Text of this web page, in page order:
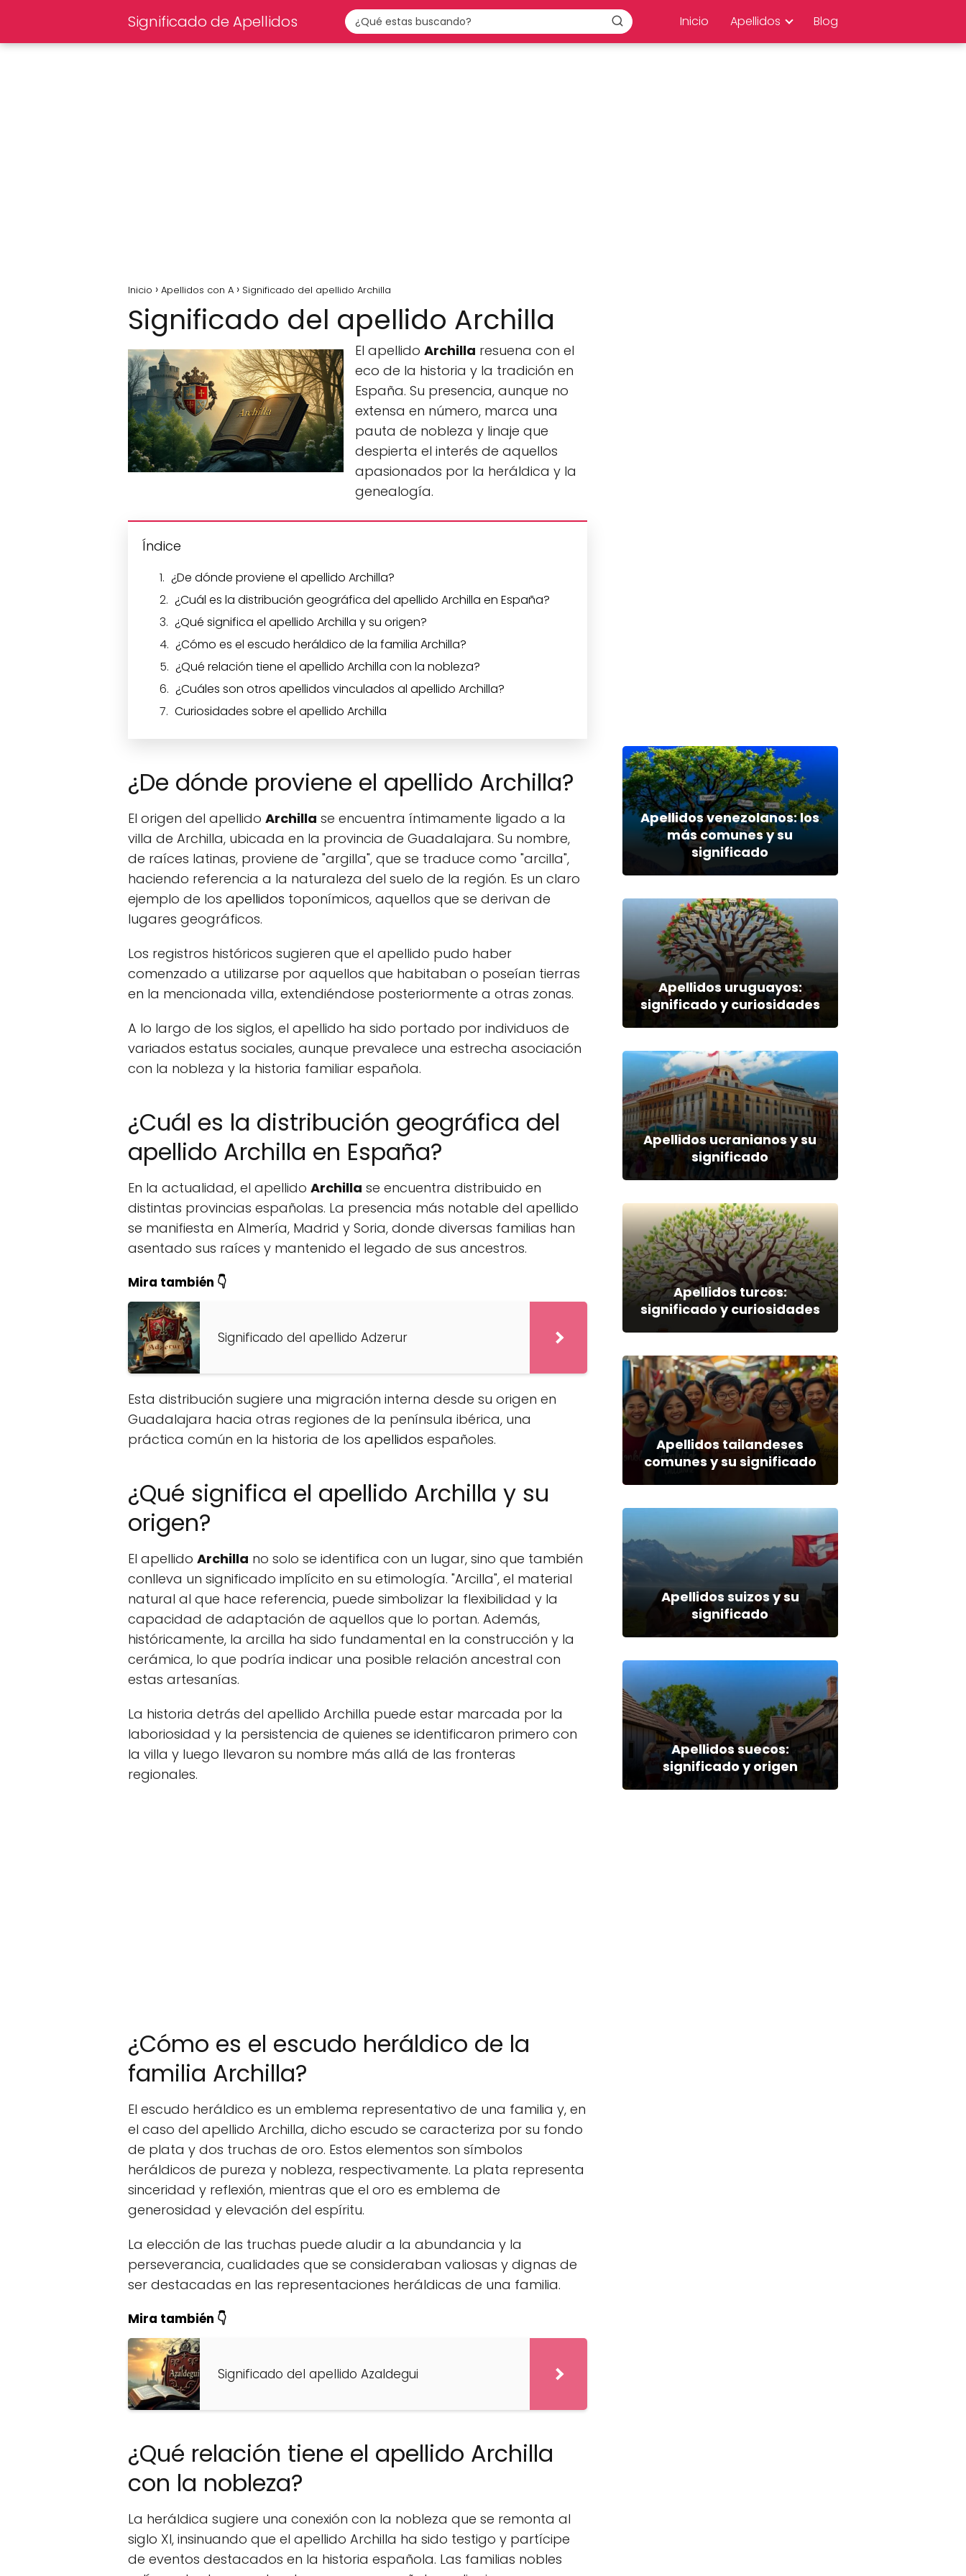
Significado de Apellidos Inicio Apellidos Blog
Inicio Apellidos con A Significado del apellido Archilla
Significado del apellido Archilla
El apellido Archilla resuena con el
eco de la historia y la tradición en
España. Su presencia, aunque no
extensa en número, marca una
pauta de nobleza y linaje que
despierta el interés de aquellos
apasionados por la heráldica y la
genealogía.
Índice
¿De dónde proviene el apellido Archilla?
¿Cuál es la distribución geográfica del apellido Archilla en España?
¿Qué significa el apellido Archilla y su origen?
¿Cómo es el escudo heráldico de la familia Archilla?
¿Qué relación tiene el apellido Archilla con la nobleza?
¿Cuáles son otros apellidos vinculados al apellido Archilla?
Curiosidades sobre el apellido Archilla
¿De dónde proviene el apellido Archilla?
El origen del apellido Archilla se encuentra íntimamente ligado a la
villa de Archilla, ubicada en la provincia de Guadalajara. Su nombre,
de raíces latinas, proviene de "argilla", que se traduce como "arcilla",
haciendo referencia a la naturaleza del suelo de la región. Es un claro
ejemplo de los apellidos toponímicos, aquellos que se derivan de
lugares geográficos.
Los registros históricos sugieren que el apellido pudo haber
comenzado a utilizarse por aquellos que habitaban o poseían tierras
en la mencionada villa, extendiéndose posteriormente a otras zonas.
A lo largo de los siglos, el apellido ha sido portado por individuos de
variados estatus sociales, aunque prevalece una estrecha asociación
con la nobleza y la historia familiar española.
¿Cuál es la distribución geográfica del
apellido Archilla en España?
En la actualidad, el apellido Archilla se encuentra distribuido en
distintas provincias españolas. La presencia más notable del apellido
se manifiesta en Almería, Madrid y Soria, donde diversas familias han
asentado sus raíces y mantenido el legado de sus ancestros.
Mira también 👇
Significado del apellido Adzerur
Esta distribución sugiere una migración interna desde su origen en
Guadalajara hacia otras regiones de la península ibérica, una
práctica común en la historia de los apellidos españoles.
¿Qué significa el apellido Archilla y su
origen?
El apellido Archilla no solo se identifica con un lugar, sino que también
conlleva un significado implícito en su etimología. "Arcilla", el material
natural al que hace referencia, puede simbolizar la flexibilidad y la
capacidad de adaptación de aquellos que lo portan. Además,
históricamente, la arcilla ha sido fundamental en la construcción y la
cerámica, lo que podría indicar una posible relación ancestral con
estas artesanías.
La historia detrás del apellido Archilla puede estar marcada por la
laboriosidad y la persistencia de quienes se identificaron primero con
la villa y luego llevaron su nombre más allá de las fronteras
regionales.
¿Cómo es el escudo heráldico de la
familia Archilla?
El escudo heráldico es un emblema representativo de una familia y, en
el caso del apellido Archilla, dicho escudo se caracteriza por su fondo
de plata y dos truchas de oro. Estos elementos son símbolos
heráldicos de pureza y nobleza, respectivamente. La plata representa
sinceridad y reflexión, mientras que el oro es emblema de
generosidad y elevación del espíritu.
La elección de las truchas puede aludir a la abundancia y la
perseverancia, cualidades que se consideraban valiosas y dignas de
ser destacadas en las representaciones heráldicas de una familia.
Mira también 👇
Significado del apellido Azaldegui
¿Qué relación tiene el apellido Archilla
con la nobleza?
La heráldica sugiere una conexión con la nobleza que se remonta al
siglo XI, insinuando que el apellido Archilla ha sido testigo y partícipe
de eventos destacados en la historia española. Las familias nobles
Apellidos venezolanos: los
más comunes y su
significado
Apellidos uruguayos:
significado y curiosidades
Apellidos ucranianos y su
significado
Apellidos turcos:
significado y curiosidades
Apellidos tailandeses
comunes y su significado
Apellidos suizos y su
significado
Apellidos suecos:
significado y origen